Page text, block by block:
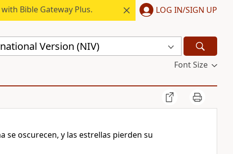
with Bible Gateway Plus. LOG IN/SIGN UP
Version (NIV)
Font Size
se oscurecen, y las estrellas pierden su